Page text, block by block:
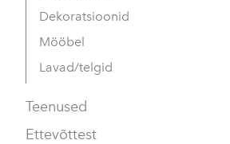
Dekoratsioonid
Mööbel
Lavad/telgid
Teenused
Ettevõttest